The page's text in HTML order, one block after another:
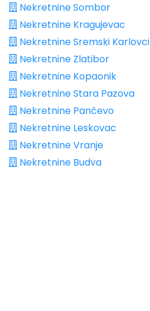
Nekretnine Sombor
Nekretnine Kragujevac
Nekretnine Sremski Karlovci
Nekretnine Zlatibor
Nekretnine Kopaonik
Nekretnine Stara Pazova
Nekretnine Pančevo
Nekretnine Leskovac
Nekretnine Vranje
Nekretnine Budva